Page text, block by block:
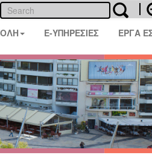
E-ΥΠΗΡΕΣΙΕΣ ΕΡΓΑ